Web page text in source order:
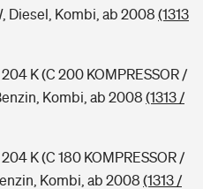
Diesel, Kombi, ab 2008 (1313
K (C 200 KOMPRESSOR /
Kombi, ab 2008 (1313 /
K (C 180 KOMPRESSOR /
Kombi, ab 2008 (1313 /